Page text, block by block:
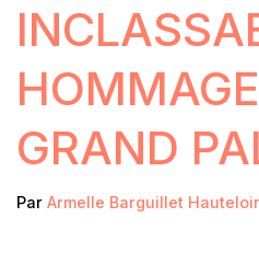
GRAND
Par Armelle Barguillet